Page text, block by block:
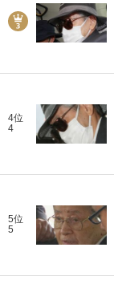
4位
4
5位
5